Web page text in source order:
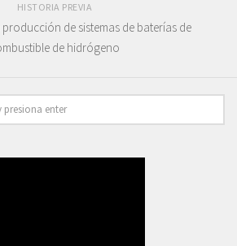
HISTORIA PREVIA
de sistemas de baterías de
de hidrógeno